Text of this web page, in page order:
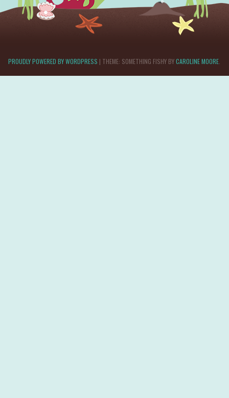
PROUDLY POWERED BY WORDPRESS | THEME: SOMETHING FISHY BYCAROLINE MOORE